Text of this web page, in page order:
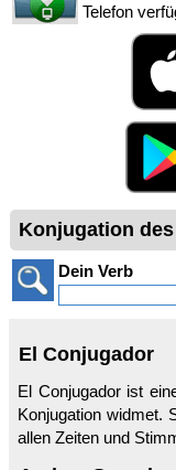
Telefon
Konjugation
Dein Verb
El Conjugador
El Conjugador ist
Konjugation widmet.
allen Zeiten und